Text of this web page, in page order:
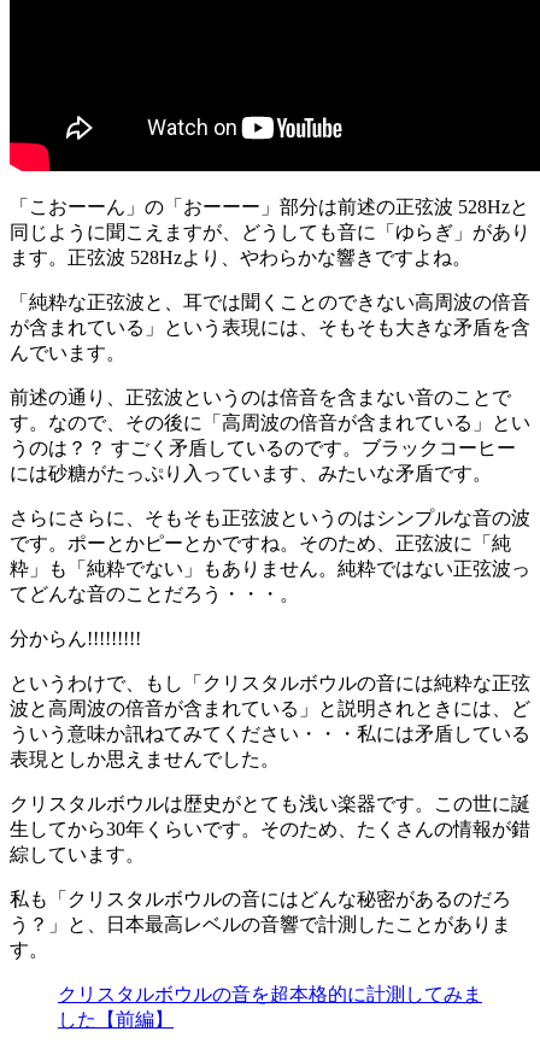
「こおーーん」の「おーーー」部分は前述の正弦波 528Hzと
同じように聞こえますが、どうしても音に「ゆらぎ」があり
ます。正弦波 528Hzより、やわらかな響きですよね。
「純粋な正弦波と、耳では聞くことのできない高周波の倍音
が含まれている」という表現には、そもそも大きな矛盾を含
んでいます。
前述の通り、正弦波というのは倍音を含まない音のことで
す。なので、その後に「高周波の倍音が含まれている」とい
うのは？？ すごく矛盾しているのです。ブラックコーヒー
には砂糖がたっぷり入っています、みたいな矛盾です。
さらにさらに、そもそも正弦波というのはシンプルな音の波
です。ポーとかピーとかですね。そのため、正弦波に「純
粋」も「純粋でない」もありません。純粋ではない正弦波っ
てどんな音のことだろう・・・。
分からん!!!!!!!!!
というわけで、もし「クリスタルボウルの音には純粋な正弦
波と高周波の倍音が含まれている」と説明されときには、ど
ういう意味か訊ねてみてください・・・私には矛盾している
表現としか思えませんでした。
クリスタルボウルは歴史がとても浅い楽器です。この世に誕
生してから30年くらいです。そのため、たくさんの情報が錯
綜しています。
私も「クリスタルボウルの音にはどんな秘密があるのだろ
う？」と、日本最高レベルの音響で計測したことがありま
す。
クリスタルボウルの音を超本格的に計測してみま
した【前編】